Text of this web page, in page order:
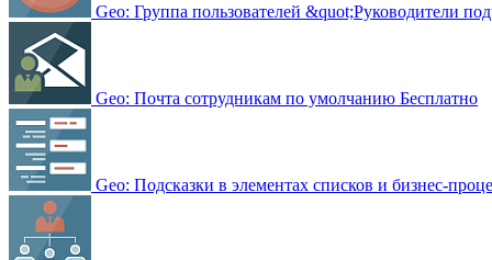
Geo: Группа пользователей &quot;Руководители
Geo: Почта сотрудникам по умолчанию Бесплатно
Geo: Подсказки в элементах списков и бизнес-